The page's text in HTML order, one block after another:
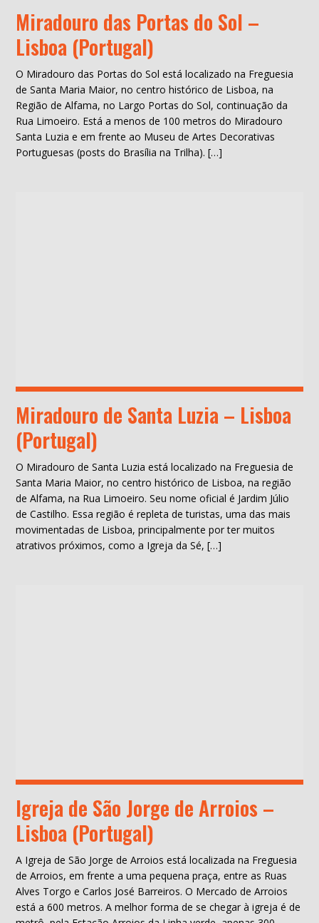
Miradouro das Portas do Sol –
Lisboa (Portugal)
O Miradouro das Portas do Sol está localizado na Freguesia
de Santa Maria Maior, no centro histórico de Lisboa, na
Região de Alfama, no Largo Portas do Sol, continuação da
Rua Limoeiro. Está a menos de 100 metros do Miradouro
Santa Luzia e em frente ao Museu de Artes Decorativas
Portuguesas (posts do Brasília na Trilha). […]
Miradouro de Santa Luzia – Lisboa
(Portugal)
O Miradouro de Santa Luzia está localizado na Freguesia de
Santa Maria Maior, no centro histórico de Lisboa, na região
de Alfama, na Rua Limoeiro. Seu nome oficial é Jardim Júlio
de Castilho. Essa região é repleta de turistas, uma das mais
movimentadas de Lisboa, principalmente por ter muitos
atrativos próximos, como a Igreja da Sé, […]
Igreja de São Jorge de Arroios –
Lisboa (Portugal)
A Igreja de São Jorge de Arroios está localizada na Freguesia
de Arroios, em frente a uma pequena praça, entre as Ruas
Alves Torgo e Carlos José Barreiros. O Mercado de Arroios
está a 600 metros. A melhor forma de se chegar à igreja é de